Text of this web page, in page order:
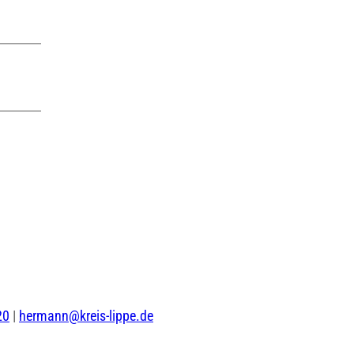
| hermann@kreis-lippe.de